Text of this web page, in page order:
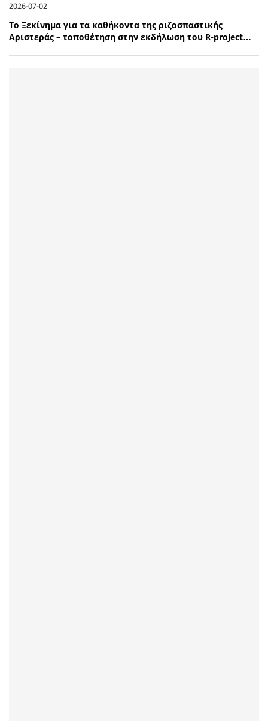
2026-07-02
Το Ξεκίνημα για τα καθήκοντα της ριζοσπαστικής
Αριστεράς – τοποθέτηση στην εκδήλωση του R-project…